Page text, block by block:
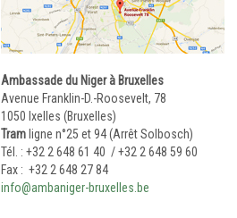
Ambassade du Niger à Bruxelles
Avenue Franklin-D.-Roosevelt, 78
1050 Ixelles (Bruxelles)
Tram ligne n°25 et 94 (Arrêt Solbosch)
Tél. : +32 2 648 61 40 / +32 2 648 59 60
Fax : +32 2 648 27 84
info@ambaniger-bruxelles.be